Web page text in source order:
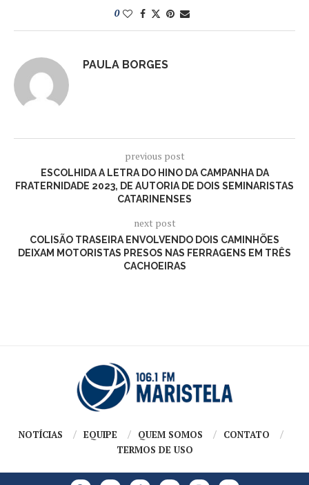
0
PAULA BORGES
previous post
ESCOLHIDA A LETRA DO HINO DA CAMPANHA DA
FRATERNIDADE 2023, DE AUTORIA DE DOIS SEMINARISTAS
CATARINENSES
next post
COLISÃO TRASEIRA ENVOLVENDO DOIS CAMINHÕES
DEIXAM MOTORISTAS PRESOS NAS FERRAGENS EM TRÊS
CACHOEIRAS
NOTÍCIAS EQUIPE QUEM SOMOS
CONTATO
TERMOS DE USO